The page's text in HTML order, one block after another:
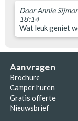
DoorAnnie
18:14
Wat leuk geniet
Aanvragen
Brochure
Camper huren
Gratis offerte
Nieuwsbrief